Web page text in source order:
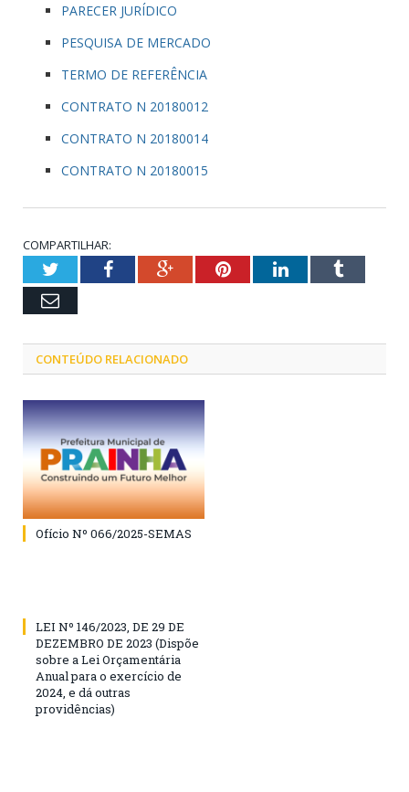
PARECER JURÍDICO
PESQUISA DE MERCADO
TERMO DE REFERÊNCIA
CONTRATO N 20180012
CONTRATO N 20180014
CONTRATO N 20180015
COMPARTILHAR:
TwitterFacebookGoogle+PinterestLinkedInTumblr
Email
CONTEÚDO RELACIONADO
Ofício Nº 066/2025-SEMAS
LEI Nº 146/2023, DE 29 DE
DEZEMBRO DE 2023 (Dispõe
sobre a Lei Orçamentária
Anual para o exercício de
2024, e dá outras
providências)